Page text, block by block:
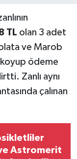
TL olan 3 adet
ve Marob
koyup ödeme
Zanlı aynı
çalınan
Astromerit